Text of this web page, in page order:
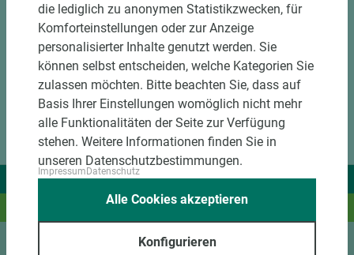
Wir liefern Ideen.
Und das passende Holz dazu.
die lediglich zu anonymen Statistikzwecken, für
Komforteinstellungen oder zur Anzeige
personalisierter Inhalte genutzt werden. Sie
können selbst entscheiden, welche Kategorien Sie
zulassen möchten. Bitte beachten Sie, dass auf
Basis Ihrer Einstellungen womöglich nicht mehr
alle Funktionalitäten der Seite zur Verfügung
stehen. Weitere Informationen finden Sie in
unseren Datenschutzbestimmungen.
ImpressumDatenschutz
Konfigurieren
Alle Cookies akzeptieren